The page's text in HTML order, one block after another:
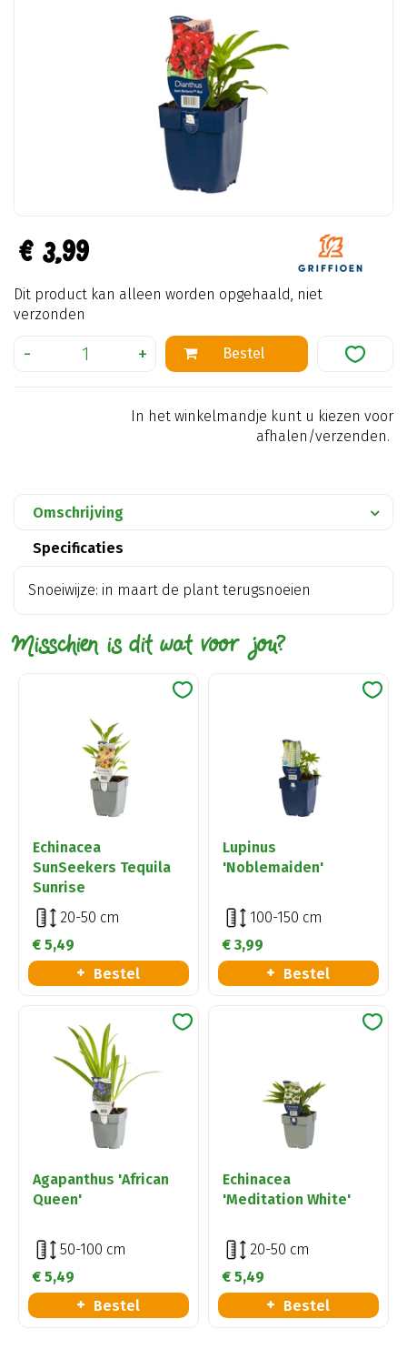
€ 3,99
Dit product kan alleen worden opgehaald, niet
verzonden
In het winkelmandje kunt u kiezen voor
afhalen/verzenden.
Omschrijving
Specificaties
Snoeiwijze: in maart de plant terugsnoeien
Misschien is dit wat voor jou?
Echinacea
SunSeekers Tequila
Sunrise
20-50 cm
€ 5,49
Bestel
Lupinus
'Noblemaiden'
100-150 cm
€ 3,99
Bestel
Agapanthus 'African
Queen'
50-100 cm
€ 5,49
Bestel
Echinacea
'Meditation White'
20-50 cm
€ 5,49
Bestel